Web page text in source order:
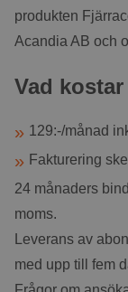
produkten
Acandia AB och
Vad
129:-/månad
Fakturering
24 månaders
moms.
Leverans av
med upp till fem